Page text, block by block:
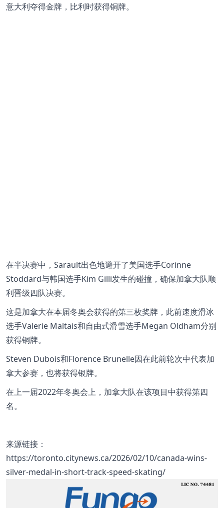
意大利夺得金牌，比利时获得铜牌。
在半决赛中，Sarault出色地避开了美国选手Corinne
Stoddard与韩国选手Kim Gilli发生的碰撞，确保加拿大队顺
利晋级四队决赛。
这是加拿大在本届冬奥会获得的第三枚奖牌，此前速度滑冰
选手Valerie Maltais和自由式滑雪选手Megan Oldham分别
获得铜牌。
Steven Dubois和Florence Brunelle因在此前轮次中代表加
拿大参赛，也将获得银牌。
在上一届2022年冬奥会上，加拿大队在该项目中获得第四
名。
来源链接：
https://toronto.citynews.ca/2026/02/10/canada-wins-
silver-medal-in-short-track-speed-skating/